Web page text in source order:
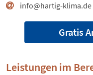
info@hartig-klima.de
Gratis
Leistungen im